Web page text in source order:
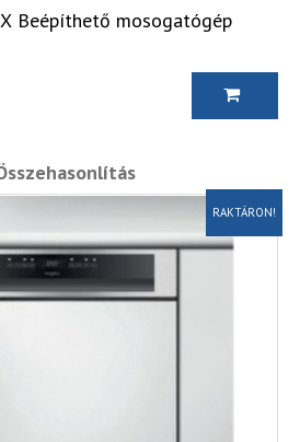
Beépíthető mosogatógép
RAKTÁRON!